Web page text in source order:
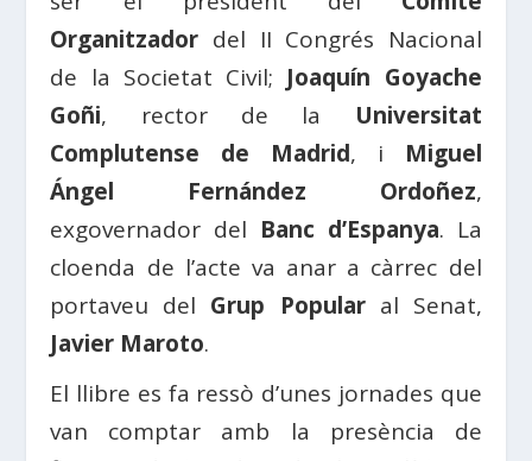
Organitzador del II Congrés Nacional
de la Societat Civil; Joaquín Goyache
Goñi, rector de la Universitat
Complutense de Madrid, i Miguel
Ángel Fernández Ordoñez,
exgovernador del Banc d’Espanya. La
cloenda de l’acte va anar a càrrec del
portaveu del Grup Popularal Senat,
Javier Maroto.
El llibre es fa ressò d’unes jornades que
van comptar amb la presència de